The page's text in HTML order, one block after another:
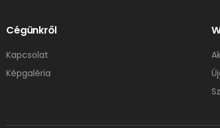
Cégünkről
Kapcsolat
Képgaléria